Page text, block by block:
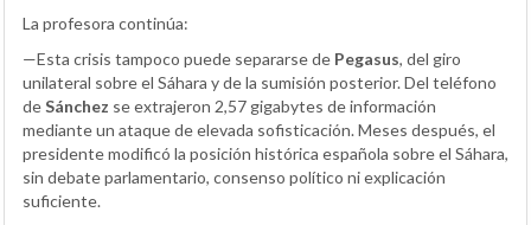
La profesora continúa:
—Esta crisis tampoco puede separarse de Pegasus, del giro
unilateral sobre el Sáhara y de la sumisión posterior. Del teléfono
deSánchez se extrajeron 2,57 gigabytes de información
mediante un ataque de elevada sofisticación. Meses después, el
presidente modificó la posición histórica española sobre el Sáhara,
sin debate parlamentario, consenso político ni explicación
suficiente.